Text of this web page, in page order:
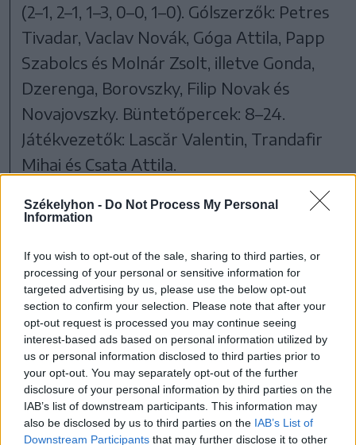
Székelyhon - Do Not Process My Personal
Information
If you wish to opt-out of the sale, sharing to third parties, or
processing of your personal or sensitive information for
targeted advertising by us, please use the below opt-out
section to confirm your selection. Please note that after your
opt-out request is processed you may continue seeing
interest-based ads based on personal information utilized by
us or personal information disclosed to third parties prior to
your opt-out. You may separately opt-out of the further
disclosure of your personal information by third parties on the
IAB’s list of downstream participants. This information may
also be disclosed by us to third parties on the IAB’s List of
Downstream Participants that may further disclose it to other
(2–1, 2–1, 1–3, 0–0, 1–0). Gólszerzők: Petres
Tivadar, Vaclav Novák, Góga Attila, Papp
Szabolcs és Molnár Zsolt, illetve Gonda,
Dzerenga, Borovszky, Filip Novak és
Novajovszky. Büntetőpercek: 8–24.
Játékvezetők: Lascăr Valentin, Trandafir
Mihai és Csata Attila.
Korábbi eredmények:Igló–Brassó 4–2,
és Csíkszereda–Brassó 4–1.
A torna végeredménye:1. Csíkszereda 8
pont (19-6), 2. Igló 7 pont (17-9), 3. Steaua
3 pont (7-21), 4. Brassó 0 pont (7-14)
A csíki Sör-kupa különdíjasai
Legjobb kapus:Stanislav Kozuch (HSC